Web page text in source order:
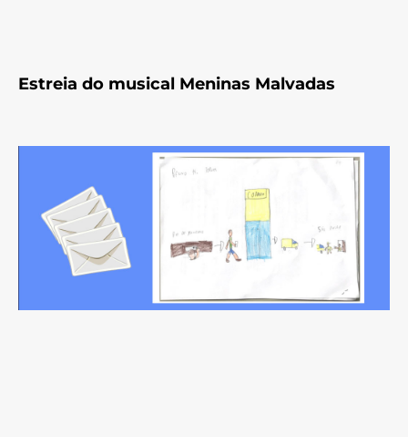
Estreia do musical Meninas Malvadas